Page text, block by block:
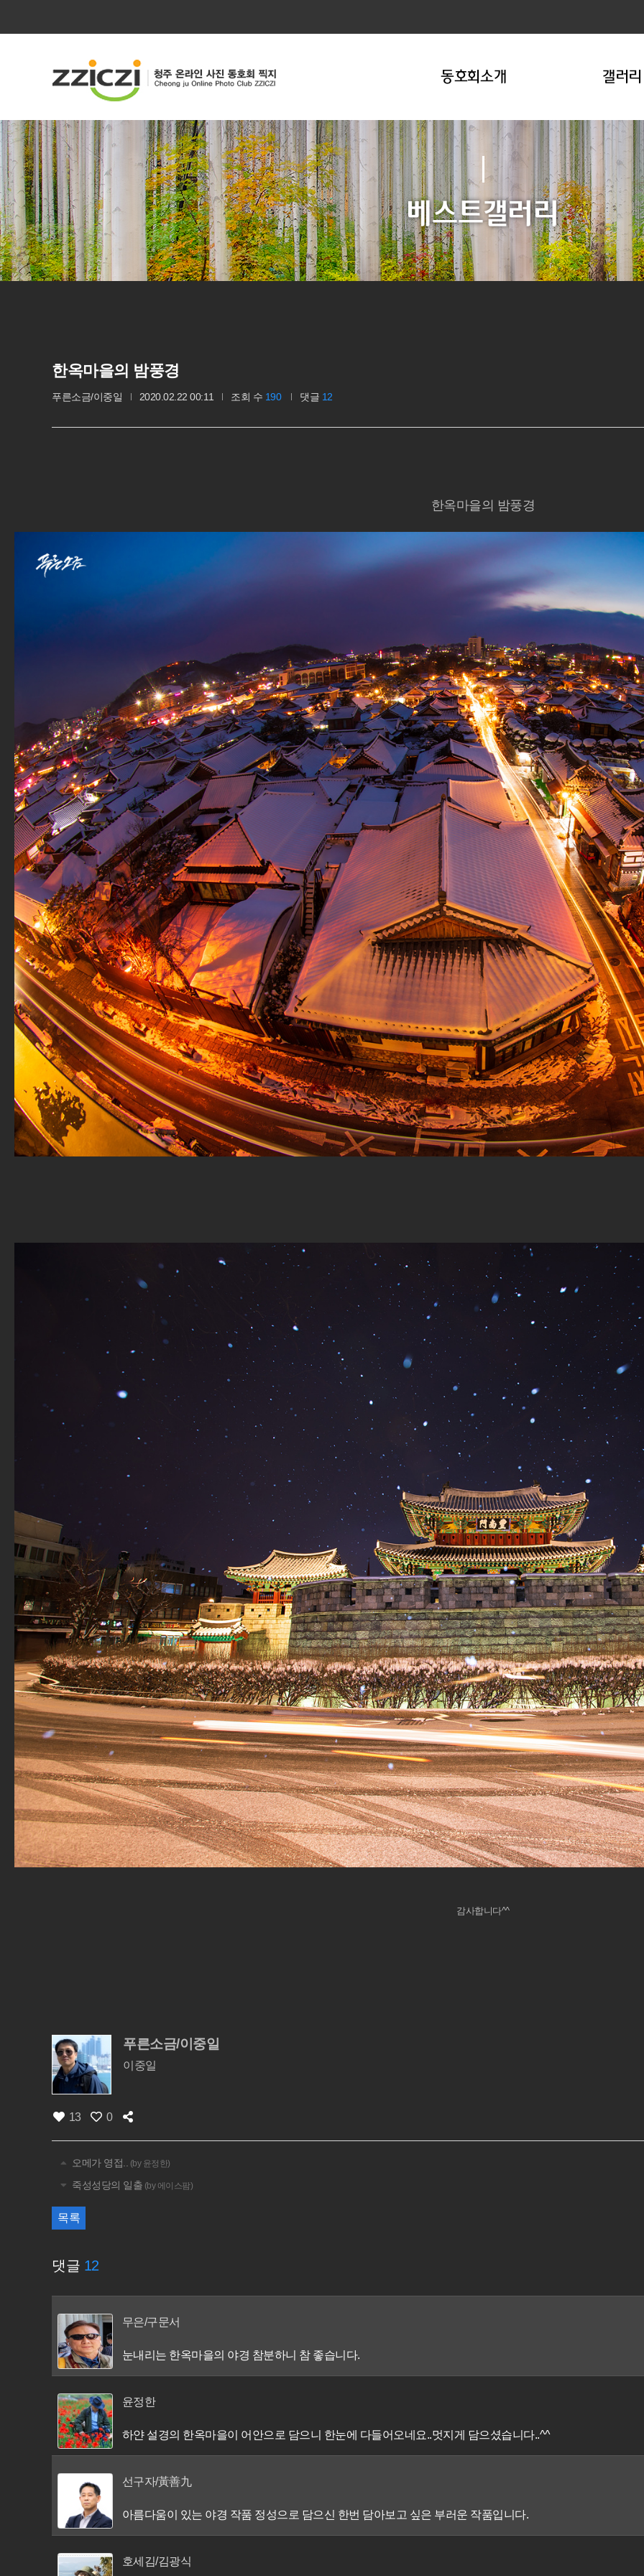
동호회소개 갤러리
베스트갤러리
한옥마을의 밤풍경
푸른소금/이중일 2020.02.22 00:11 조회 수 190 댓글 12
한옥마을의 밤풍경
감사합니다^^
푸른소금/이중일
이중일
13 0
오메가 영접.. (by 윤정한)
죽성성당의 일출 (by 에이스팜)
목록
댓글 12
무은/구문서
눈내리는 한옥마을의 야경 참분하니 참 좋습니다.
윤정한
하얀 설경의 한옥마을이 어안으로 담으니 한눈에 다들어오네요..멋지게 담으셨습니다..^^
선구자/黃善九
아름다움이 있는 야경 작품 정성으로 담으신 한번 담아보고 싶은 부러운 작품입니다.
호세김/김광식